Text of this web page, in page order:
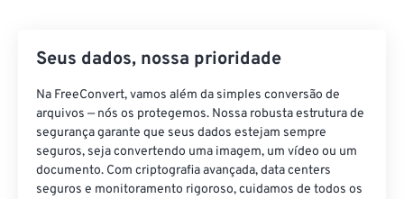
Seus dados, nossa prioridade
Na FreeConvert, vamos além da simples conversão de
arquivos — nós os protegemos. Nossa robusta estrutura de
segurança garante que seus dados estejam sempre
seguros, seja convertendo uma imagem, um vídeo ou um
documento. Com criptografia avançada, data centers
seguros e monitoramento rigoroso, cuidamos de todos os